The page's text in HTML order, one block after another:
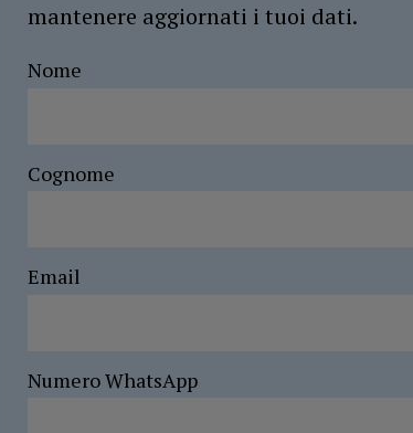
mantenere aggiornati i tuoi dati.
Nome
Cognome
Email
Numero WhatsApp